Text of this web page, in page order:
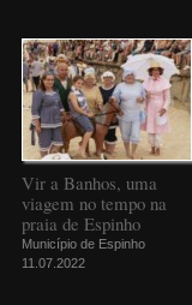
Vir a Banhos, uma
viagem no tempo na
praia de Espinho
Município de Espinho
11.07.2022